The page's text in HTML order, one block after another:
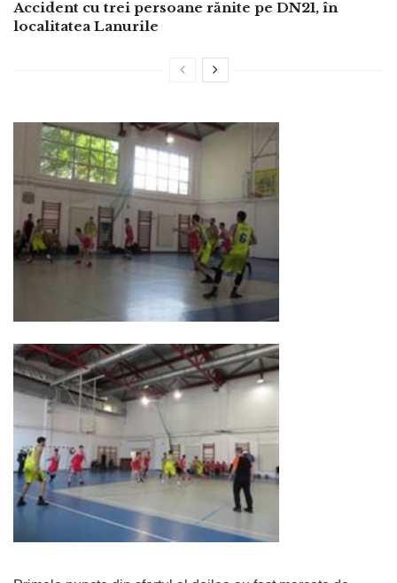
Accident cu trei persoane rănite pe DN21, în
localitatea Lanurile